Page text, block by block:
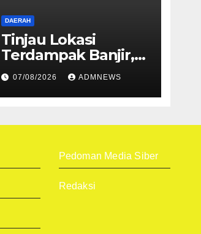
DAERAH
Tinjau Lokasi
Terdampak Banjir,
Begini Ungkapan
Mahyeldi
07/08/2026 ADMNEWS
Pedoman Media Siber
Redaksi